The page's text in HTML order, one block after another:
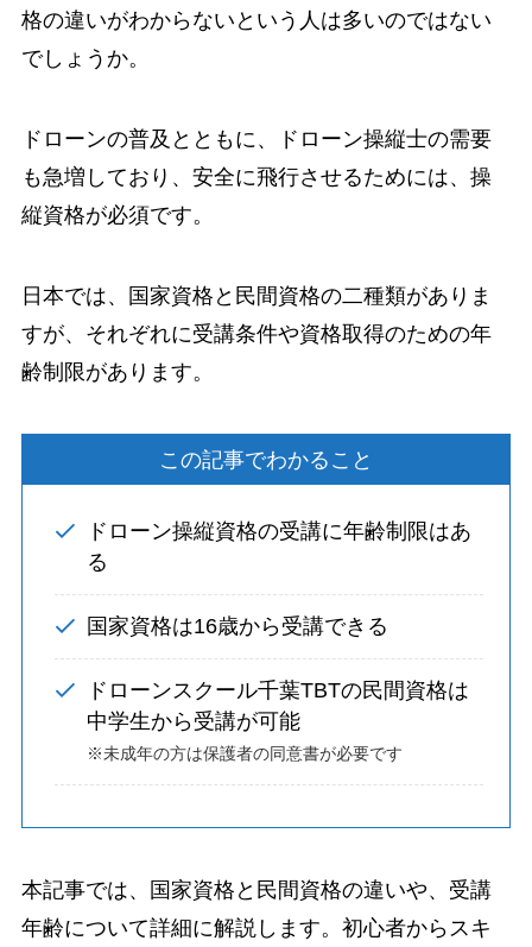
格の違いがわからないという人は多いのではない
でしょうか。
ドローンの普及とともに、ドローン操縦士の需要
も急増しており、安全に飛行させるためには、操
縦資格が必須です。
日本では、国家資格と民間資格の二種類がありま
すが、それぞれに受講条件や資格取得のための年
齢制限があります。
この記事でわかること
ドローン操縦資格の受講に年齢制限はあ
る
国家資格は16歳から受講できる
ドローンスクール千葉TBTの民間資格は
中学生から受講が可能
※未成年の方は保護者の同意書が必要です
本記事では、国家資格と民間資格の違いや、受講
年齢について詳細に解説します。初心者からスキ